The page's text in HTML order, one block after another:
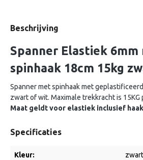
Beschrijving
Spanner Elastiek 6mm
spinhaak 18cm 15kg
Spanner met spinhaak met
zwart of wit. Maximale trekkracht is 15KG
Maat geldt voor elastiek inclusief
Specificaties
Kleur: zwart